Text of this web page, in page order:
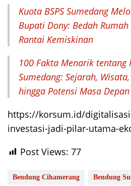
Kuota BSPS Sumedang
Bupati Dony: Bedah
Rantai Kemiskinan
100 Fakta Menarik tentang
Sumedang: Sejarah,
hingga Potensi Masa Depan
https://korsum.id/
investasi-jadi-pilar-utama-
Post Views: 77
Bendung Cihamerang Bendung